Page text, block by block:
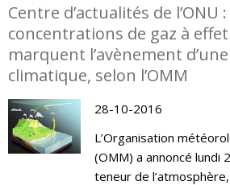
Centre d’actualités de l’ONU
concentrations de gaz à
marquent l’avènement
climatique, selon l’OMM
28-10-2016
L’Organisation
(OMM) a annoncé lundi
teneur de